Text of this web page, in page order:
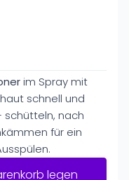
im Spray mit
schnell und
schütteln, nach
für ein
legen